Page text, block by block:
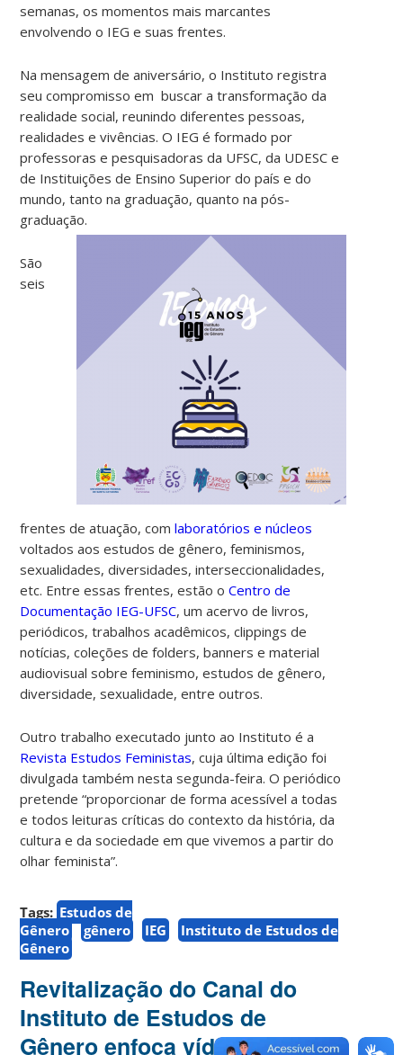
semanas, os momentos mais marcantes
envolvendo o IEG e suas frentes.
Na mensagem de aniversário, o Instituto registra
seu compromisso em buscar a transformação da
realidade social, reunindo diferentes pessoas,
realidades e vivências. O IEG é formado por
professoras e pesquisadoras da UFSC, da UDESC e
de Instituições de Ensino Superior do país e do
mundo, tanto na graduação, quanto na pós-
graduação.
São
seis
frentes de atuação, comlaboratórios e núcleos
voltados aos estudos de gênero, feminismos,
sexualidades, diversidades, interseccionalidades,
etc. Entre essas frentes, estão oCentro de
Documentação IEG-UFSC, um acervo de livros,
periódicos, trabalhos acadêmicos, clippings de
notícias, coleções de folders, banners e material
audiovisual sobre feminismo, estudos de gênero,
diversidade, sexualidade, entre outros.
Outro trabalho executado junto ao Instituto é a
Revista Estudos Feministas, cuja última edição foi
divulgada também nesta segunda-feira. O periódico
pretende “proporcionar de forma acessível a todas
e todos leituras críticas do contexto da história, da
cultura e da sociedade em que vivemos a partir do
olhar feminista”.
Tags: Estudos de
Gênero
gênero IEG
Instituto de Estudos de
Gênero
Revitalização do Canal do
Instituto de Estudos de
Gênero enfoca vídeos